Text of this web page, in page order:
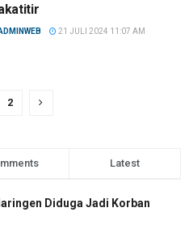
21 JULI 2024 11:07 AM
2
Latest
Diduga Jadi Korban